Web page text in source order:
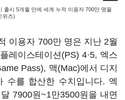
출시 5개월 만에 세계 누적 이용자 700만 명을
위즈)
이용자 700만 명은 지난 2월
레이스테이션(PS) 4·5, 엑스
Pass), 맥(Mac)에서 디지
수를 합산한 수치입니다. 엑
7900원~1만3500원을 내면